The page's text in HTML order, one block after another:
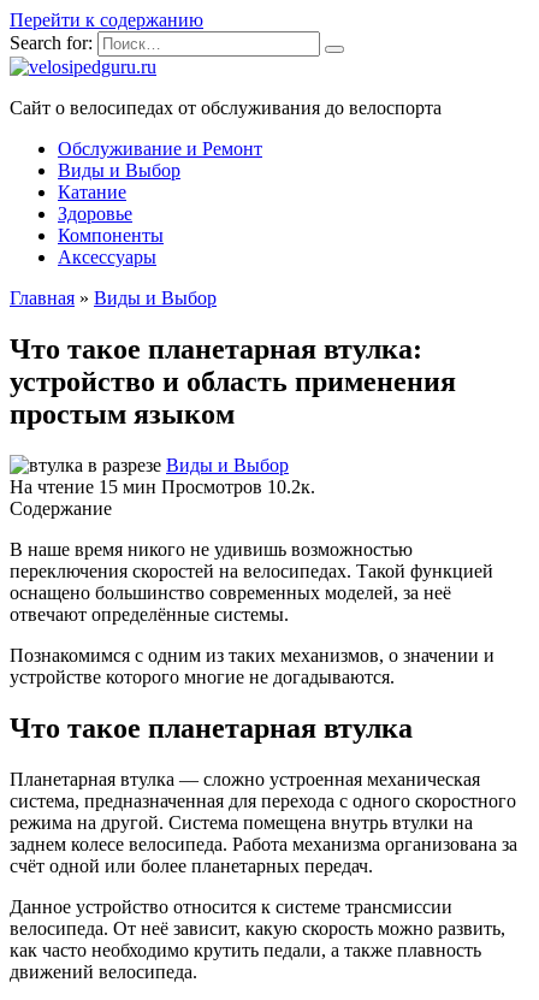
Перейти к содержанию
Search for:
Сайт о велосипедах от обслуживания до велоспорта
Обслуживание и Ремонт
Виды и Выбор
Катание
Здоровье
Компоненты
Аксессуары
Главная » Виды и Выбор
Что такое планетарная втулка:
устройство и область применения
простым языком
Виды и Выбор
На чтение 15 мин Просмотров 10.2к.
Содержание
В наше время никого не удивишь возможностью
переключения скоростей на велосипедах. Такой функцией
оснащено большинство современных моделей, за неё
отвечают определённые системы.
Познакомимся с одним из таких механизмов, о значении и
устройстве которого многие не догадываются.
Что такое планетарная втулка
Планетарная втулка — сложно устроенная механическая
система, предназначенная для перехода с одного скоростного
режима на другой. Система помещена внутрь втулки на
заднем колесе велосипеда. Работа механизма организована за
счёт одной или более планетарных передач.
Данное устройство относится к системе трансмиссии
велосипеда. От неё зависит, какую скорость можно развить,
как часто необходимо крутить педали, а также плавность
движений велосипеда.